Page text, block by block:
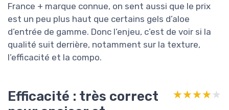
France + marque connue, on sent aussi que le prix
est un peu plus haut que certains gels d’aloe
d’entrée de gamme. Donc l’enjeu, c’est de voir si la
qualité suit derrière, notamment sur la texture,
l’efficacité et la compo.
Efficacité : très correct
★★★★★
★★★★★